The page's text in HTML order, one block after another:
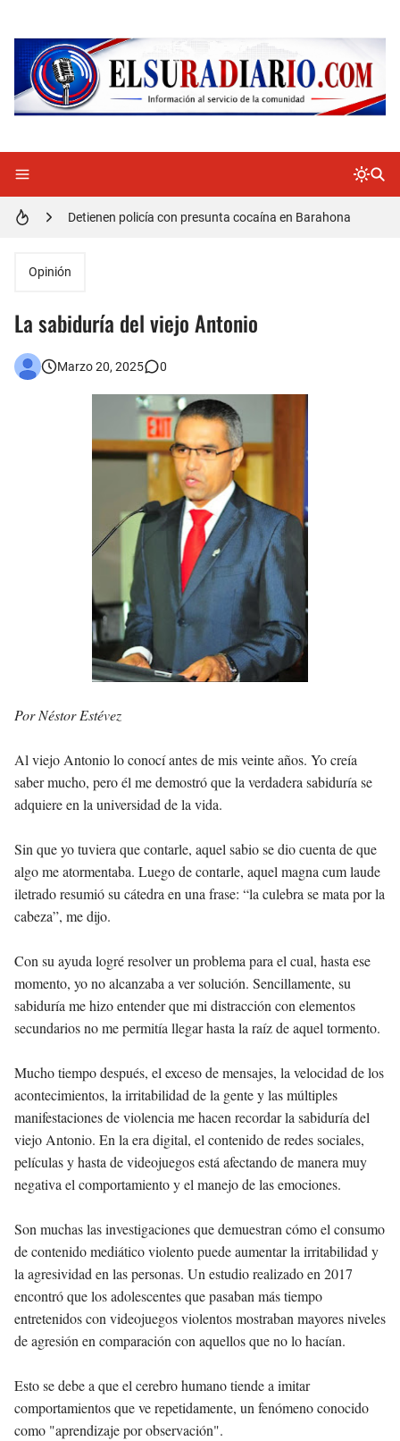
Doctora Magandys Cuevas maltrata pacientes en el Hospital de Cabral.
Detienen policía con presunta cocaína en Barahona
Opinión
La sabiduría del viejo Antonio
Marzo 20, 2025 0
Por Néstor Estévez
Al viejo Antonio lo conocí antes de mis veinte años. Yo creía
saber mucho, pero él me demostró que la verdadera sabiduría se
adquiere en la universidad de la vida.
Sin que yo tuviera que contarle, aquel sabio se dio cuenta de que
algo me atormentaba. Luego de contarle, aquel magna cum laude
iletrado resumió su cátedra en una frase: “la culebra se mata por la
cabeza”, me dijo.
Con su ayuda logré resolver un problema para el cual, hasta ese
momento, yo no alcanzaba a ver solución. Sencillamente, su
sabiduría me hizo entender que mi distracción con elementos
secundarios no me permitía llegar hasta la raíz de aquel tormento.
Mucho tiempo después, el exceso de mensajes, la velocidad de los
acontecimientos, la irritabilidad de la gente y las múltiples
manifestaciones de violencia me hacen recordar la sabiduría del
viejo Antonio. En la era digital, el contenido de redes sociales,
películas y hasta de videojuegos está afectando de manera muy
negativa el comportamiento y el manejo de las emociones.
Son muchas las investigaciones que demuestran cómo el consumo
de contenido mediático violento puede aumentar la irritabilidad y
la agresividad en las personas. Un estudio realizado en 2017
encontró que los adolescentes que pasaban más tiempo
entretenidos con videojuegos violentos mostraban mayores niveles
de agresión en comparación con aquellos que no lo hacían.
Esto se debe a que el cerebro humano tiende a imitar
comportamientos que ve repetidamente, un fenómeno conocido
como "aprendizaje por observación".